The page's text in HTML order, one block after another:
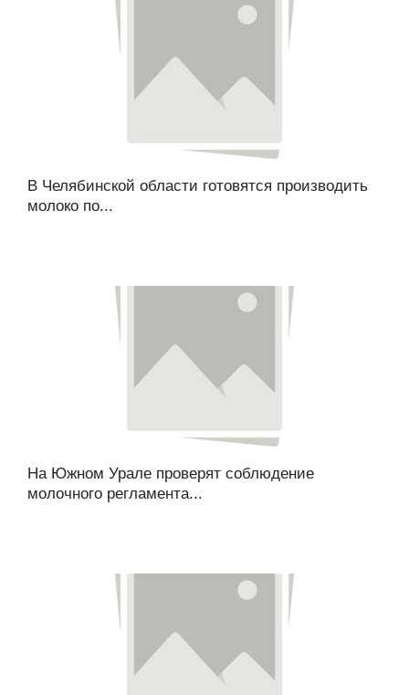
В Челябинской области готовятся производить
молоко по...
На Южном Урале проверят соблюдение
молочного регламента...